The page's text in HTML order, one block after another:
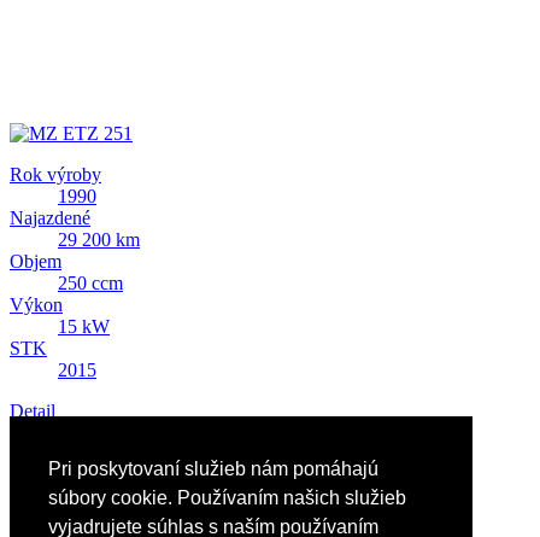
Pri poskytovaní služieb nám pomáhajú
súbory cookie. Používaním našich služieb
vyjadrujete súhlas s naším používaním
Rok výroby
1990
Najazdené
29 200 km
Objem
250 ccm
Výkon
15 kW
STK
2015
Detail
774 EUR